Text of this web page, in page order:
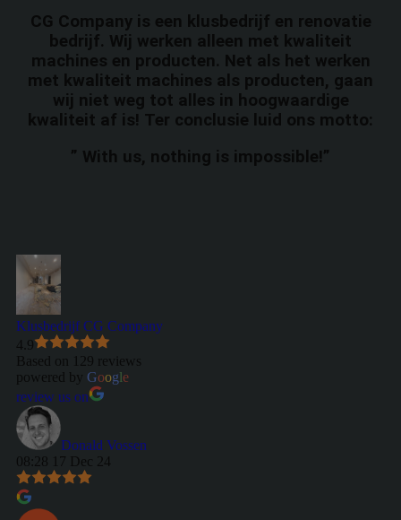
CG Company is een klusbedrijf en renovatie
bedrijf. Wij werken alleen met kwaliteit
machines en producten. Net als het werken
met kwaliteit machines als producten, gaan
wij niet weg tot alles in hoogwaardige
kwaliteit af is! Ter conclusie luid ons motto:
” With us, nothing is impossible!”
Klusbedrijf CG Company
4.9
Based on 129 reviews
powered by Google
review us on
Donald Vossen
08:28 17 Dec 24